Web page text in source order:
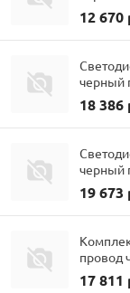
12 670
черный
18 386
черный
19 673
провод
17 811